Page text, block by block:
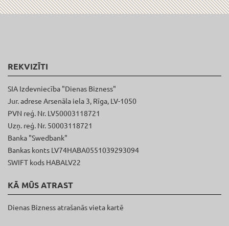
REKVIZĪTI
SIA Izdevniecība "Dienas Bizness"
Jur. adrese Arsenāla iela 3, Rīga, LV-1050
PVN reģ. Nr. LV50003118721
Uzņ. reģ. Nr. 50003118721
Banka "Swedbank"
Bankas konts LV74HABA0551039293094
SWIFT kods HABALV22
KĀ MŪS ATRAST
Dienas Bizness atrašanās vieta kartē